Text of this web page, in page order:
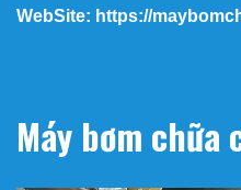
WebSite: https://
Máy bơm chữa